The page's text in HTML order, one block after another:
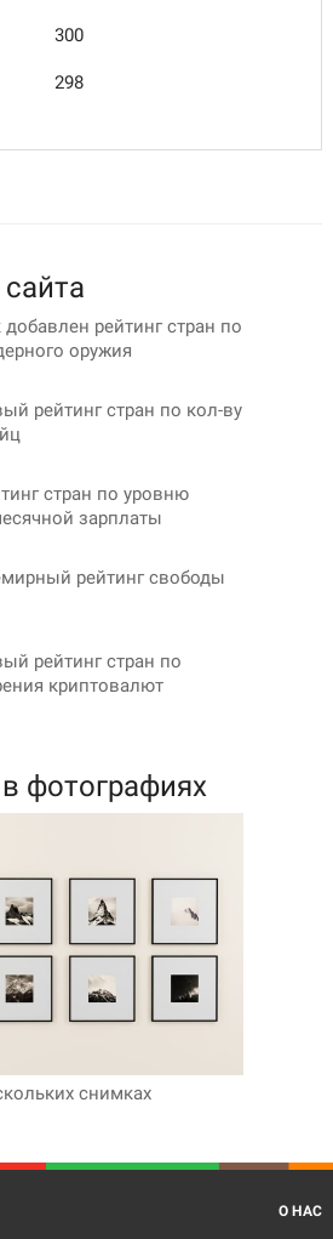
300
298
рейтинг стран по
оружия
рейтинг стран по кол-ву
стран по уровню
зарплаты
рейтинг свободы
рейтинг стран по
криптовалют
фотографиях
снимках
О НАС